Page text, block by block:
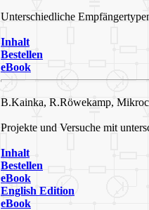
Unterschiedliche
Inhalt
Bestellen
eBook
B.Kainka, R.Röwekamp,
Projekte und Versuche mit
Inhalt
Bestellen
eBook
English Edition
eBook